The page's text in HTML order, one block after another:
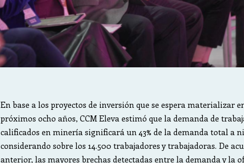
En base a los proyectos de inversión que se espera materializar
próximos ocho años, CCM Eleva estimó que la demanda de
calificados en minería significará un 43% de la demanda total a
considerando sobre los 14.500 trabajadores y trabajadoras. De
anterior, las mayores brechas detectadas entre la demanda y la